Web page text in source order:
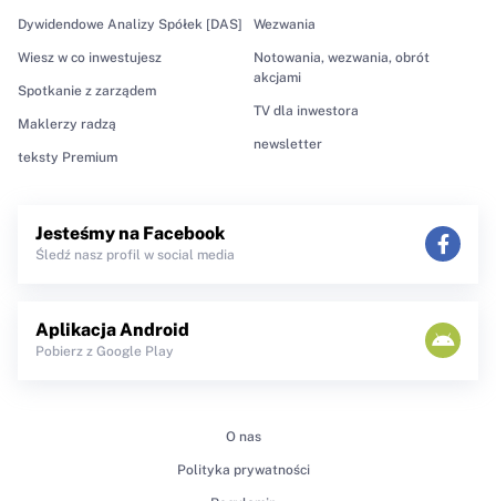
Dywidendowe Analizy Spółek [DAS]
Wiesz w co inwestujesz
Spotkanie z zarządem
Maklerzy radzą
teksty Premium
Wezwania
Notowania, wezwania, obrót
akcjami
TV dla inwestora
newsletter
Jesteśmy na Facebook
Śledź nasz profil w social media
Aplikacja Android
Pobierz z Google Play
O nas
Polityka prywatności